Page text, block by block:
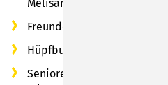
Melisande von Haidenheym
Freunde auf 2 Pfoten -
Hüpfburg-Spaß - vom
Seniorenbeirat der Stadt